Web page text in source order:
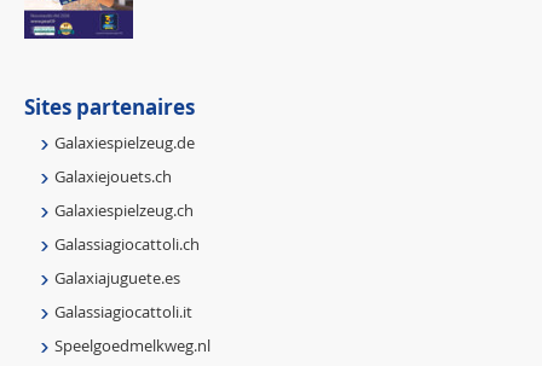
Sites partenaires
Galaxiespielzeug.de
Galaxiejouets.ch
Galaxiespielzeug.ch
Galassiagiocattoli.ch
Galaxiajuguete.es
Galassiagiocattoli.it
Speelgoedmelkweg.nl